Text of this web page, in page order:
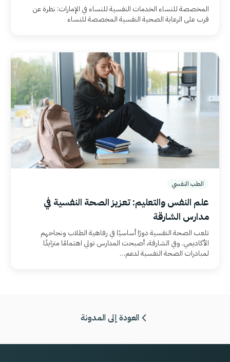
المخصصة للنساء الخدمات النفسية للنساء في الإمارات: نظرة عن
قرب على الرعاية الصحية النفسية المخصصة للنساء
الطب النفسي
علم النفس والتعليم: تعزيز الصحة النفسية في
مدارس الشارقة
تلعب الصحة النفسية دورًا أساسيًا في رفاهية الطلاب ونجاحهم
الأكاديمي. وفي الشارقة، أصبحت المدارس تولي اهتمامًا متزايدًا
لمبادرات الصحة النفسية لدعم…
العودة إلى المدونة